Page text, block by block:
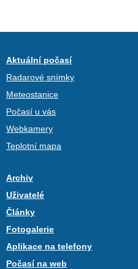
Aktuální počasí
Radarové snímky
Meteostanice
Počasí u vás
Webkamery
Teplotní mapa
Archiv
Uživatelé
Články
Fotogalerie
Aplikace na telefony
Počasí na web